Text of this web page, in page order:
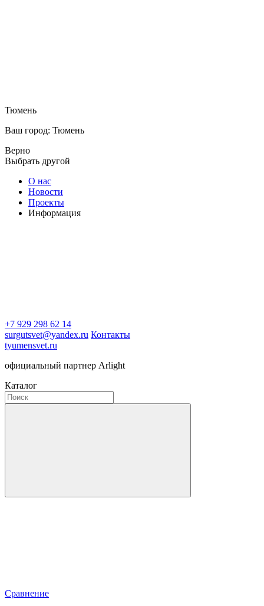
Тюмень
Ваш город: Тюмень
Верно
Выбрать другой
О нас
Новости
Проекты
Информация
+7 929 298 62 14
surgutsvet@yandex.ru Контакты
tyumensvet.ru
официальный партнер Arlight
Каталог
Сравнение